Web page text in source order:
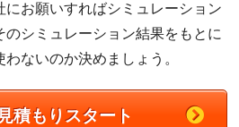
にお願いすればシミュレーション
のシミュレーション結果をもとに
ないのか決めましょう。
積もりスタート